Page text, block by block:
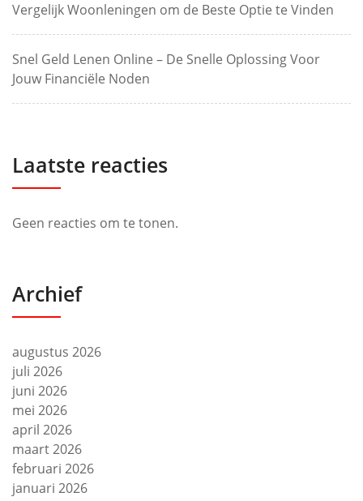
Vergelijk Woonleningen om de Beste Optie te Vinden
Snel Geld Lenen Online – De Snelle Oplossing Voor
Jouw Financiële Noden
Laatste reacties
Geen reacties om te tonen.
Archief
augustus 2026
juli 2026
juni 2026
mei 2026
april 2026
maart 2026
februari 2026
januari 2026